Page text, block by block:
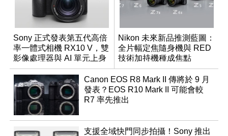
Sony 正式發表第五代高倍
率一體式相機 RX10 V，雙
影像處理器與 AI 單元上身
Nikon 未來新品推測藍圖：
全片幅定焦隨身機與 RED
技術加持機種成焦點
Canon EOS R8 Mark II 傳將於 9 月
發表？EOS R10 Mark II 可能會較
R7 率先推出
支援全域快門同步拍攝！Sony 推出